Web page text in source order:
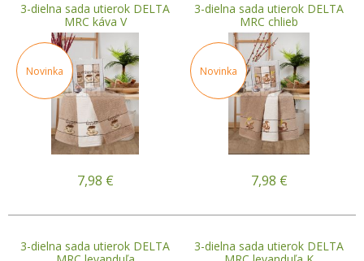
3-dielna sada utierok DELTA
MRC káva V
Novinka
7,98 €
3-dielna sada utierok DELTA
MRC chlieb
Novinka
7,98 €
3-dielna sada utierok DELTA
3-dielna sada utierok DELTA